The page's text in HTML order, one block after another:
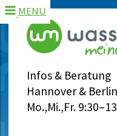
Infos & Beratung
Hannover &
Mo.,Mi.,Fr.
MENU